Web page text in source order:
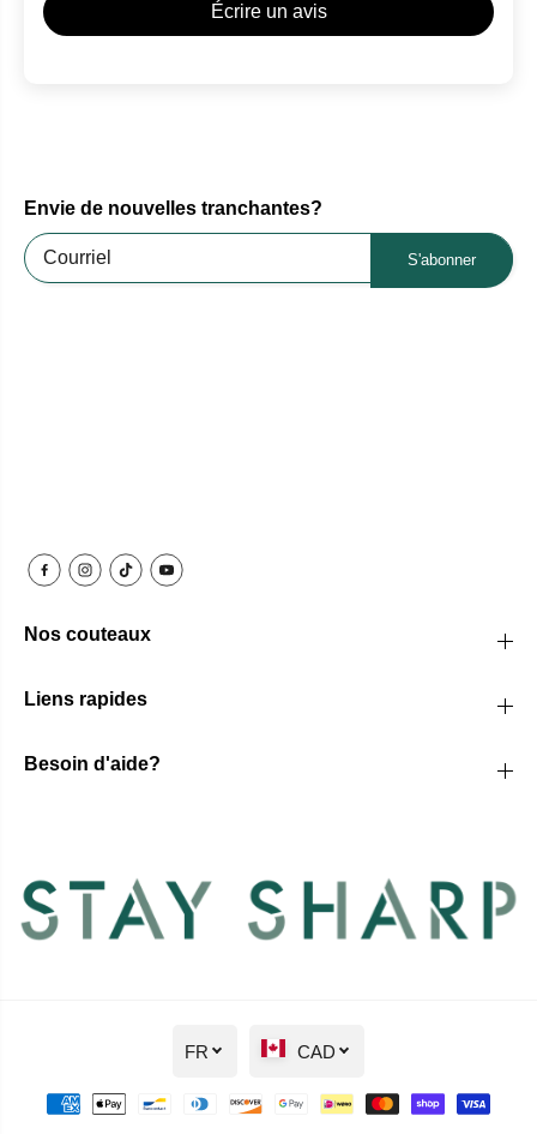
Écrire un avis
Envie de nouvelles tranchantes?
S'abonner
Nos couteaux
Liens rapides
Besoin d'aide?
FR CAD